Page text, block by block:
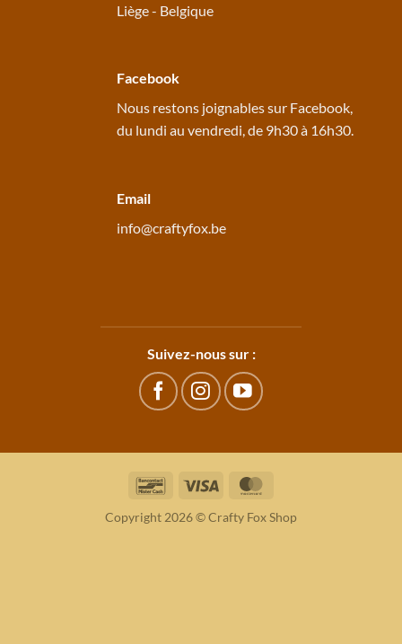
Liège - Belgique
Facebook
Nous restons joignables sur Facebook,
du lundi au vendredi, de 9h30 à 16h30.
Email
info@craftyfox.be
Suivez-nous sur :
BancontactVisa
Copyright 2026 © Crafty Fox Shop